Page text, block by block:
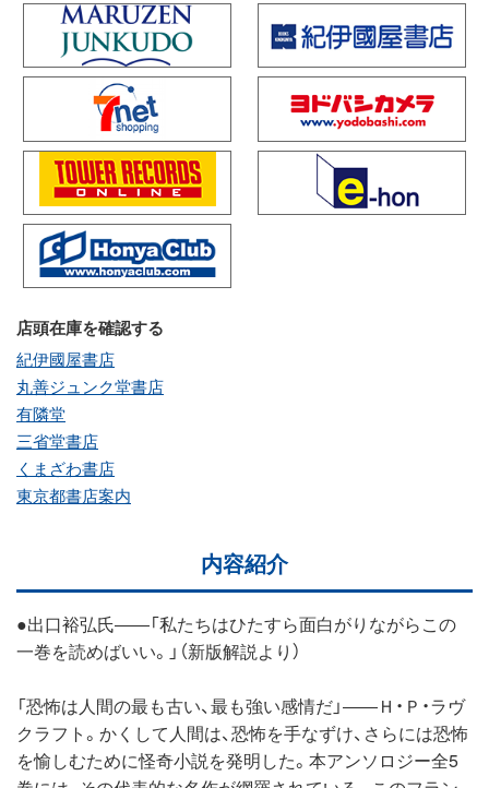
店頭在庫を確認する
紀伊國屋書店
丸善ジュンク堂書店
有隣堂
三省堂書店
くまざわ書店
東京都書店案内
内容紹介
●出口裕弘氏――「私たちはひたすら面白がりながらこの
一巻を読めばいい。」（新版解説より）
「恐怖は人間の最も古い、最も強い感情だ」――Ｈ・Ｐ・ラヴ
クラフト。かくして人間は、恐怖を手なずけ、さらには恐怖
を愉しむために怪奇小説を発明した。本アンソロジー全5